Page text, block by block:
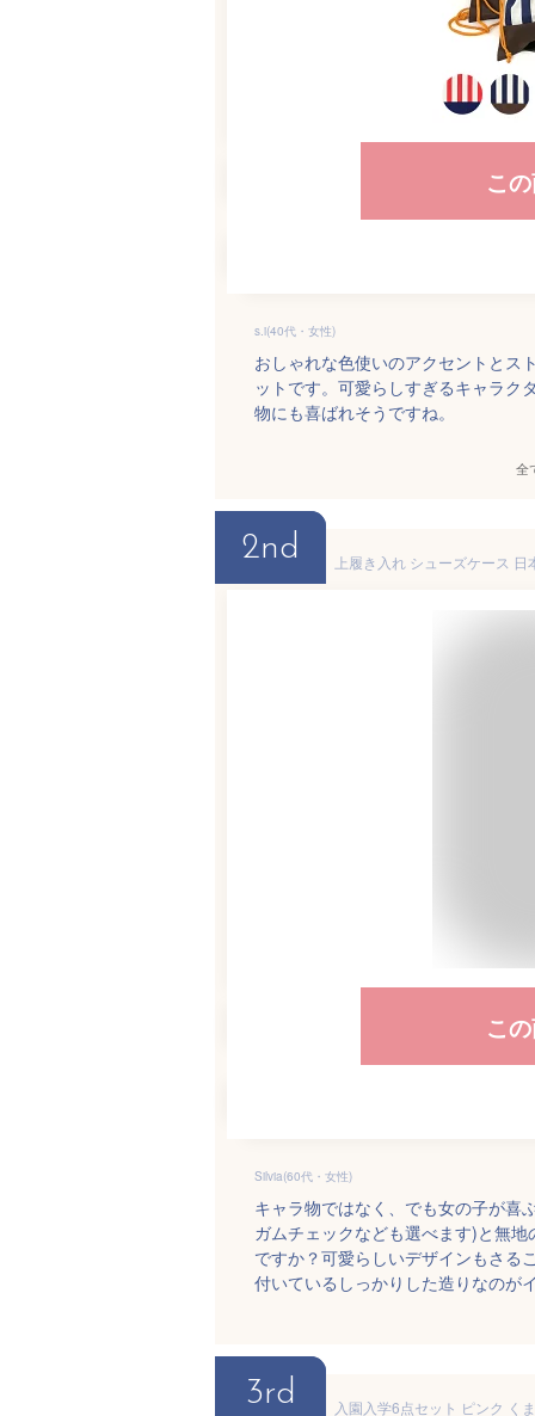
こ
s.i(40代・女性)
おしゃれな色使いのアクセントとス
ットです。可愛らしすぎるキャラク
物にも喜ばれそうですね。
全
2nd
こ
Silvia(60代・女性)
キャラ物ではなく、でも女の子が喜
ガムチェックなども選べます)と無
ですか？可愛らしいデザインもさる
付いているしっかりした造りなのが
3rd